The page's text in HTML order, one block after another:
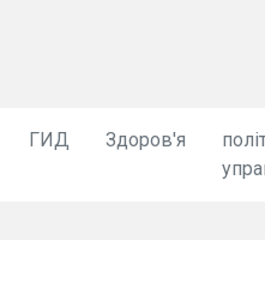
ГИД Здоров'я